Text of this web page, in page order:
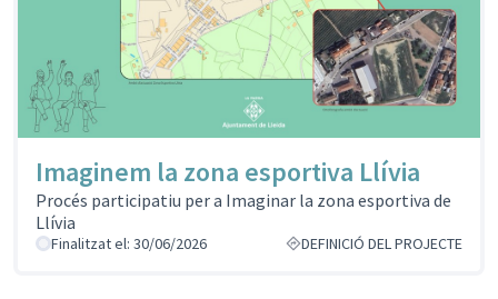
Imaginem la zona esportiva Llívia
Procés participatiu per a Imaginar la zona esportiva de
Llívia
Finalitzat el: 30/06/2026 DEFINICIÓ DEL PROJECTE